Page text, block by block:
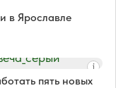
в Ярославле
пять новых